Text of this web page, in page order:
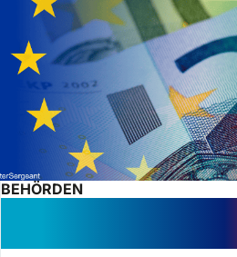
BEHÖRDEN